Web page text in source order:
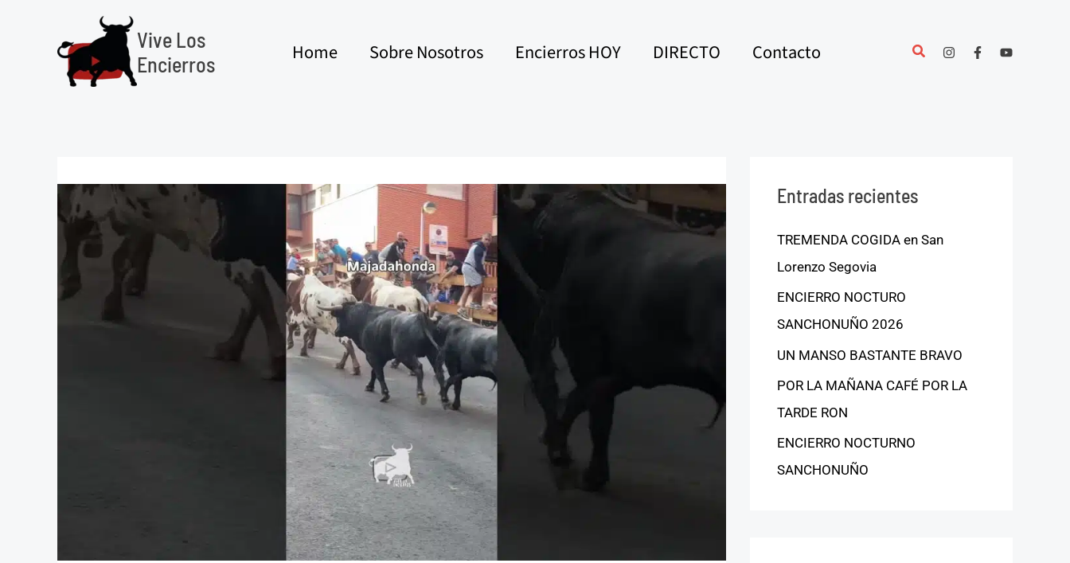
contenido
Vive Los
Encierros
Home Sobre Nosotros Encierros HOY DIRECTO Contacto
Entradas recientes
TREMENDA COGIDA en San
Lorenzo Segovia
ENCIERRO NOCTURO
SANCHONUÑO 2026
UN MANSO BASTANTE BRAVO
POR LA MAÑANA CAFÉ POR LA
TARDE RON
ENCIERRO NOCTURNO
SANCHONUÑO